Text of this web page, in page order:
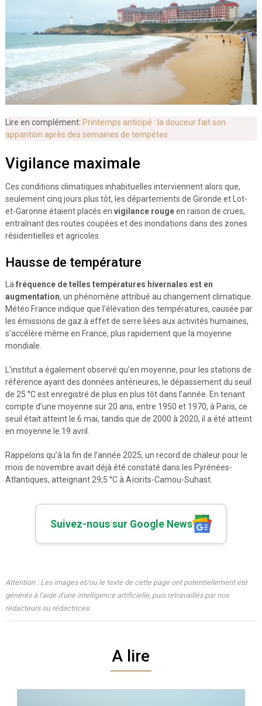
Lire en complément: Printemps anticipé : la douceur fait son
apparition après des semaines de tempêtes
Vigilance maximale
Ces conditions climatiques inhabituelles interviennent alors que,
seulement cinq jours plus tôt, les départements de Gironde et Lot-
et-Garonne étaient placés en vigilance rougeen raison de crues,
entraînant des routes coupées et des inondations dans des zones
résidentielles et agricoles.
Hausse de température
La fréquence de telles températures hivernales est en
augmentation, un phénomène attribué au changement climatique.
Météo France indique que l’élévation des températures, causée par
les émissions de gaz à effet de serre liées aux activités humaines,
s’accélère même en France, plus rapidement que la moyenne
mondiale.
L’institut a également observé qu’en moyenne, pour les stations de
référence ayant des données antérieures, le dépassement du seuil
de 25 °C est enregistré de plus en plus tôt dans l’année. En tenant
compte d’une moyenne sur 20 ans, entre 1950 et 1970, à Paris, ce
seuil était atteint le 6 mai, tandis que de 2000 à 2020, il a été atteint
en moyenne le 19 avril.
Rappelons qu’à la fin de l’année 2025, un record de chaleur pour le
mois de novembre avait déjà été constaté dans les Pyrénées-
Atlantiques, atteignant 29,5 °C à Aïcirits-Camou-Suhast.
Suivez-nous sur Google News
Attention : Les images et/ou le texte de cette page ont potentiellement été
générés à l'aide d'une intelligence artificielle, puis retravaillés par nos
rédacteurs ou rédactrices.
A lire